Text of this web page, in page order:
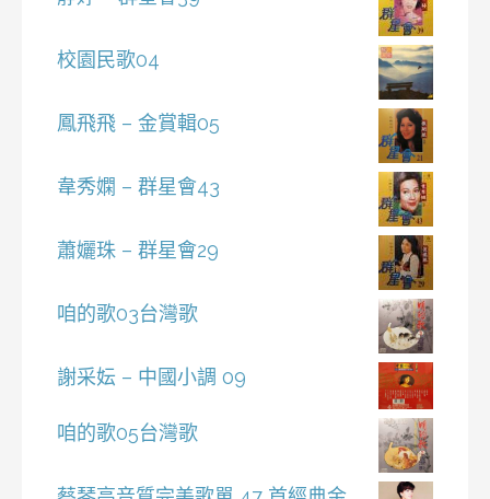
校園民歌04
鳳飛飛 – 金賞輯05
韋秀嫻 – 群星會43
蕭孋珠 – 群星會29
咱的歌03台灣歌
謝采妘 – 中國小調 09
咱的歌05台灣歌